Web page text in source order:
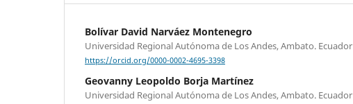
Bolívar David Narváez Montenegro
Universidad Regional Autónoma de Los Andes, Ambato. Ecuador
https://orcid.org/0000-0002-4695-3398
Geovanny Leopoldo Borja Martínez
Universidad Regional Autónoma de Los Andes, Ambato. Ecuador